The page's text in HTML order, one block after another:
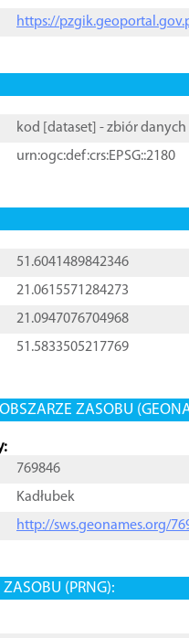
https://
kod [ dataset ] - zbiór danych
urn:ogc:def:crs:EPSG::2180
51.6041489842346
21.0615571284273
21.0947076704968
51.5833505217769
ZASOBU
769846
Kadłubek
http://sws.geonames.org/
(PRNG):